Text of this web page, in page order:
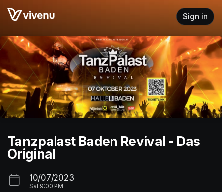
Skip header
Sign in
Tanzpalast Baden Revival - Das
Original
10/07/2023
Sat 9:00 PM